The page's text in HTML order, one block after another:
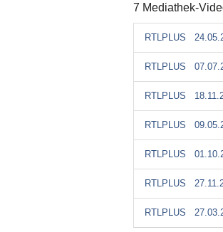
7 Mediathek-
RTLPLUS
RTLPLUS
RTLPLUS
RTLPLUS
RTLPLUS
RTLPLUS
RTLPLUS